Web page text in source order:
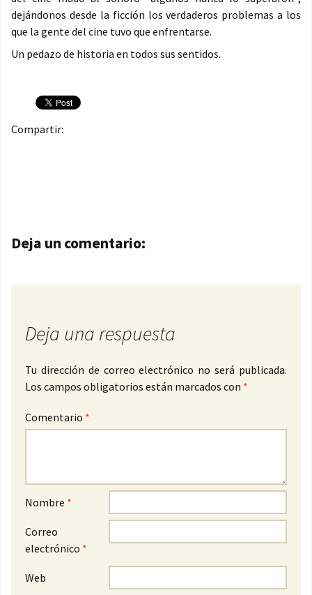
dejándonos desde la ficción los verdaderos problemas a los
que la gente del cine tuvo que enfrentarse.
Un pedazo de historia en todos sus sentidos.
Compartir:
Navegación de entradas
Deja un comentario:
Deja una respuesta
Tu dirección de correo electrónico no será publicada.
Los campos obligatorios están marcados con *
Comentario *
Nombre *
Correo
electrónico *
Web